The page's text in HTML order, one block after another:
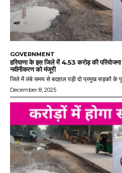
GOVERNMENT
हरियाणा के इस जिले में 4.53 करोड़ की
नवीनीकरण को मंजूरी
जिले में लंबे समय से बदहाल पड़ी दो प्रमुख सड़कों के
December 8, 2025